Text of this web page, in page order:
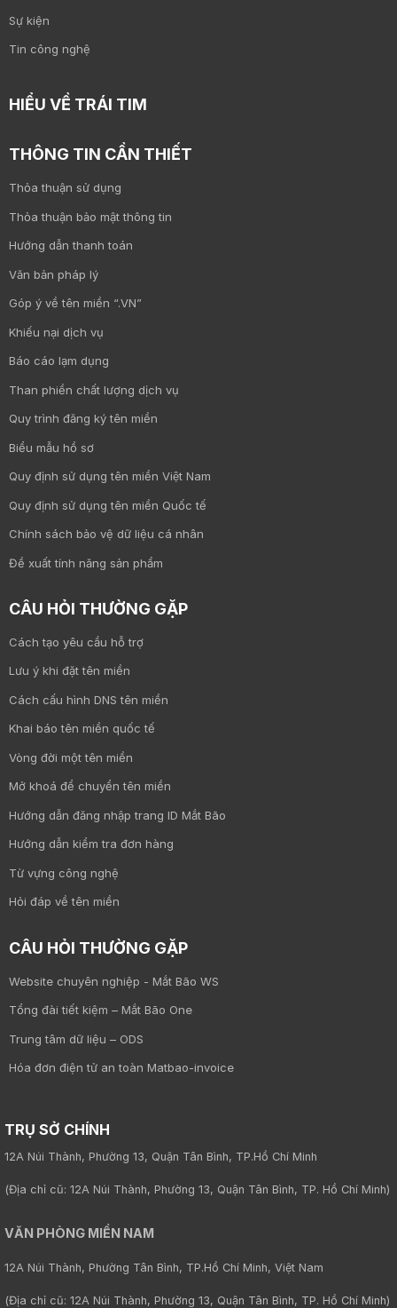
Sự kiện
Tin công nghệ
HIỂU VỀ TRÁI TIM
THÔNG TIN CẦN THIẾT
Thỏa thuận sử dụng
Thỏa thuận bảo mật thông tin
Hướng dẫn thanh toán
Văn bản pháp lý
Góp ý về tên miền “.VN”
Khiếu nại dịch vụ
Báo cáo lạm dụng
Than phiền chất lượng dịch vụ
Quy trình đăng ký tên miền
Biểu mẫu hồ sơ
Quy định sử dụng tên miền Việt Nam
Quy định sử dụng tên miền Quốc tế
Chính sách bảo vệ dữ liệu cá nhân
Đề xuất tính năng sản phẩm
CÂU HỎI THƯỜNG GẶP
Cách tạo yêu cầu hỗ trợ
Lưu ý khi đặt tên miền
Cách cấu hình DNS tên miền
Khai báo tên miền quốc tế
Vòng đời một tên miền
Mở khoá để chuyển tên miền
Hướng dẫn đăng nhập trang ID Mắt Bão
Hướng dẫn kiểm tra đơn hàng
Từ vựng công nghệ
Hỏi đáp về tên miền
CÂU HỎI THƯỜNG GẶP
Website chuyên nghiệp - Mắt Bão WS
Tổng đài tiết kiệm – Mắt Bão One
Trung tâm dữ liệu – ODS
Hóa đơn điện tử an toàn Matbao-invoice
TRỤ SỞ CHÍNH
12A Núi Thành, Phường 13, Quận Tân Bình, TP.Hồ Chí Minh
(Địa chỉ cũ: 12A Núi Thành, Phường 13, Quận Tân Bình, TP. Hồ Chí Minh)
VĂN PHÒNG MIỀN NAM
12A Núi Thành, Phường Tân Bình, TP.Hồ Chí Minh, Việt Nam
(Địa chỉ cũ: 12A Núi Thành, Phường 13, Quận Tân Bình, TP. Hồ Chí Minh)